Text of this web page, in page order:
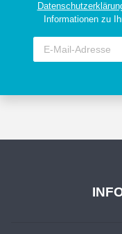
Informationen zu